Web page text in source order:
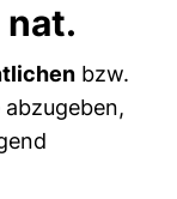
nat.
bzw.